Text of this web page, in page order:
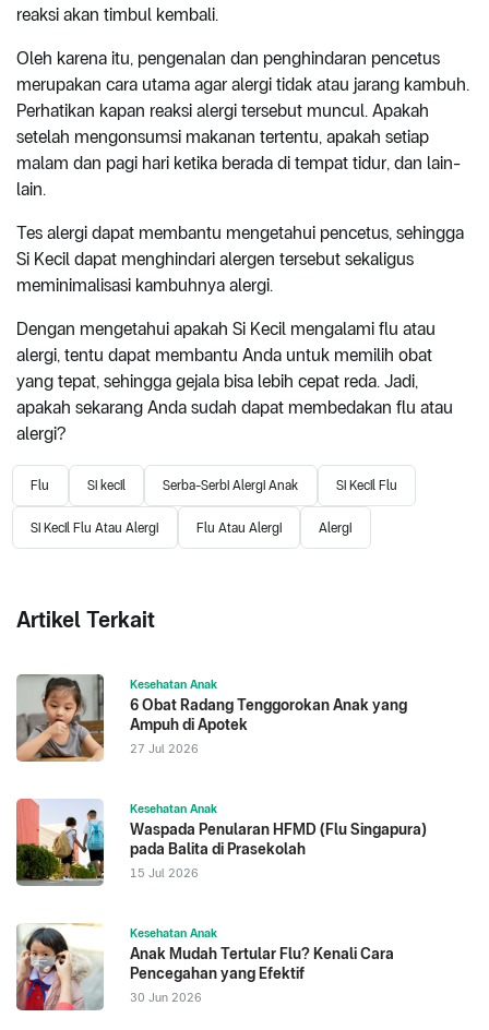
reaksi akan timbul kembali.
Oleh karena itu, pengenalan dan penghindaran pencetus
merupakan cara utama agar alergi tidak atau jarang kambuh.
Perhatikan kapan reaksi alergi tersebut muncul. Apakah
setelah mengonsumsi makanan tertentu, apakah setiap
malam dan pagi hari ketika berada di tempat tidur, dan lain-
lain.
Tes alergi dapat membantu mengetahui pencetus, sehingga
Si Kecil dapat menghindari alergen tersebut sekaligus
meminimalisasi kambuhnya alergi.
Dengan mengetahui apakah Si Kecil mengalami flu atau
alergi, tentu dapat membantu Anda untuk memilih obat
yang tepat, sehingga gejala bisa lebih cepat reda. Jadi,
apakah sekarang Anda sudah dapat membedakan flu atau
alergi?
Flu Si kecil Serba-Serbi Alergi Anak Si Kecil Flu
Si Kecil Flu Atau Alergi Flu Atau Alergi Alergi
Artikel Terkait
Kesehatan Anak
6 Obat Radang Tenggorokan Anak yang
Ampuh di Apotek
27 Jul 2026
Kesehatan Anak
Waspada Penularan HFMD (Flu Singapura)
pada Balita di Prasekolah
15 Jul 2026
Kesehatan Anak
Anak Mudah Tertular Flu? Kenali Cara
Pencegahan yang Efektif
30 Jun 2026